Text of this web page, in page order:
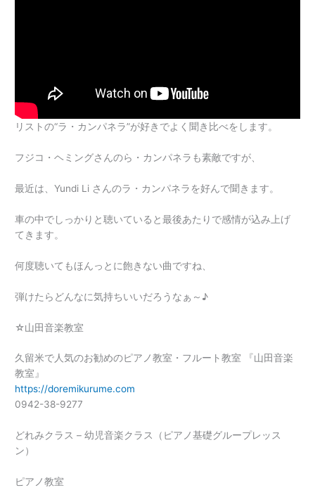
リストの“ラ・カンパネラ”が好きでよく聞き比べをします。
フジコ・ヘミングさんのら・カンパネラも素敵ですが、
最近は、Yundi Li さんのラ・カンパネラを好んで聞きます。
車の中でしっかりと聴いていると最後あたりで感情が込み上げ
てきます。
何度聴いてもほんっとに飽きない曲ですね、
弾けたらどんなに気持ちいいだろうなぁ～♪
☆山田音楽教室
久留米で人気のお勧めのピアノ教室・フルート教室 『山田音楽
教室』
https://doremikurume.com
0942-38-9277
どれみクラス – 幼児音楽クラス（ピアノ基礎グループレッス
ン）
ピアノ教室